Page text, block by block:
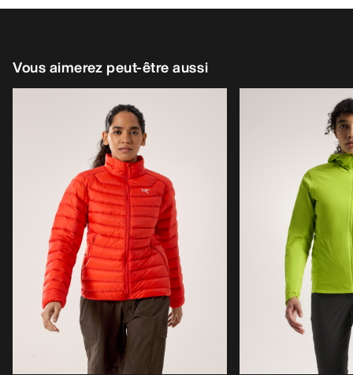
Vous aimerez peut-être aussi